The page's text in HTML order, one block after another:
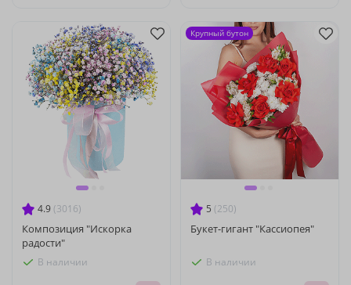
4.9 (3016)
Композиция "Искорка
радости"
В наличии
5 (250)
Букет-гигант "Кассиопея"
В наличии
Крупный бутон